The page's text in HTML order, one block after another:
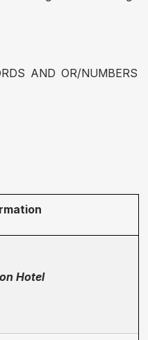
AND OR/NUMBERS
Hotel